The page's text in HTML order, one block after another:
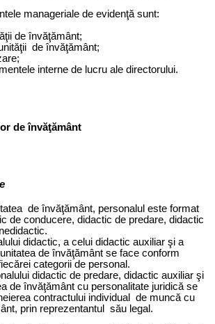
manageriale de evidenţă sunt:
de învăţământ;
de învăţământ;
interne de lucru ale directorului.
de învăţământ
ateade învăţământ, personalul este format
de conducere, didactic de predare, didactic
didactic, a celui didactic auxiliar şi a
ateade învăţământ se face conform
categorii de personal.
didactic de predare, didactic auxiliar şi
de învăţământ cu personalitate juridică se
contractului individual de muncă cu
prin reprezentantul său legal.